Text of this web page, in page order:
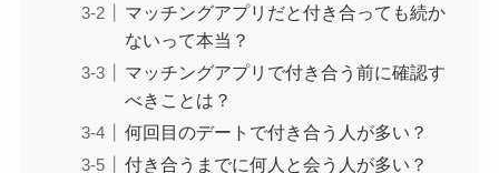
マッチングアプリだと付き合っても続か
ないって本当？
マッチングアプリで付き合う前に確認す
べきことは？
何回目のデートで付き合う人が多い？
付き合うまでに何人と会う人が多い？